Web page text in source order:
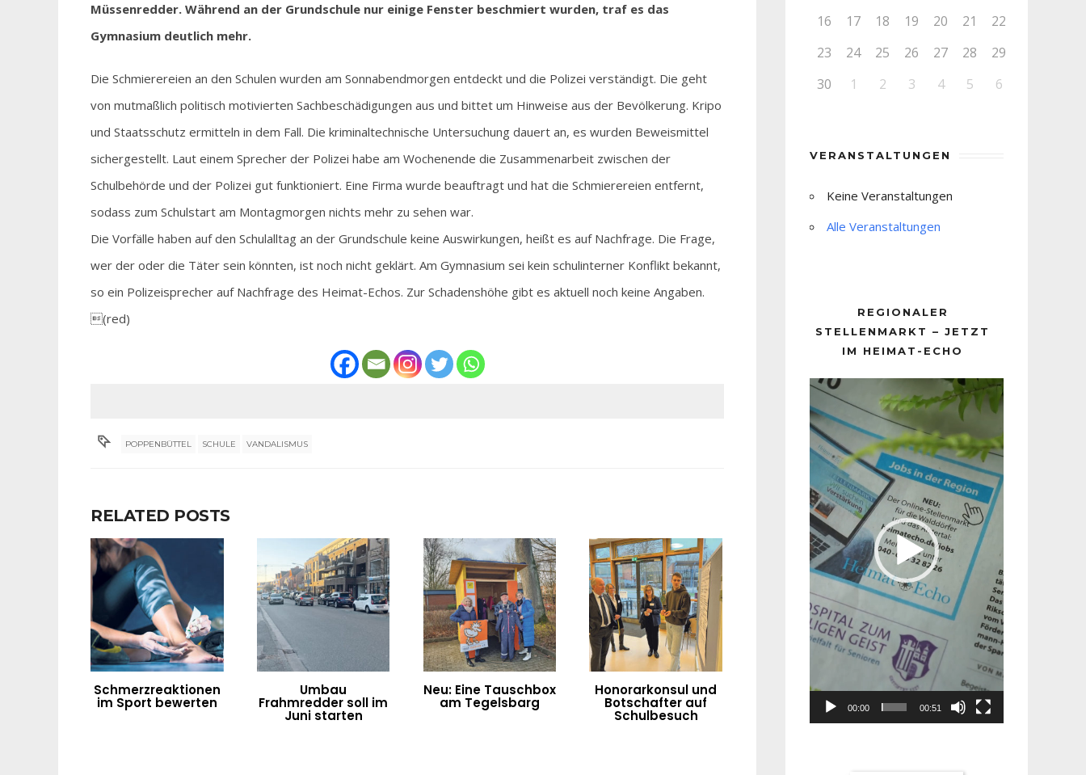
Müssenredder. Während an der Grundschule nur einige Fenster beschmiert wurden, traf es das
Gymnasium deutlich mehr.
Die Schmierereien an den Schulen wurden am Sonnabendmorgen entdeckt und die Polizei verständigt. Die geht
von mutmaßlich politisch motivierten Sachbeschädigungen aus und bittet um Hinweise aus der Bevölkerung. Kripo
und Staatsschutz ermitteln in dem Fall. Die kriminaltechnische Untersuchung dauert an, es wurden Beweismittel
sichergestellt. Laut einem Sprecher der Polizei habe am Wochenende die Zusammenarbeit zwischen der
Schulbehörde und der Polizei gut funktioniert. Eine Firma wurde beauftragt und hat die Schmierereien entfernt,
sodass zum Schulstart am Montagmorgen nichts mehr zu sehen war.
Die Vorfälle haben auf den Schulalltag an der Grundschule keine Auswirkungen, heißt es auf Nachfrage. Die Frage,
wer der oder die Täter sein könnten, ist noch nicht geklärt. Am Gymnasium sei kein schulinterner Konflikt bekannt,
so ein Polizeisprecher auf Nachfrage des Heimat-Echos. Zur Schadenshöhe gibt es aktuell noch keine Angaben.
(red)
POPPENBÜTTEL SCHULE VANDALISMUS
RELATED POSTS
Schmerzreaktionen
im Sport bewerten
Umbau
Frahmredder soll im
Juni starten
Neu: Eine Tauschbox
am Tegelsbarg
Honorarkonsul und
Botschafter auf
Schulbesuch
16
17 18 19 20 21
22
23
24 25 26 27 28
29
30
1 2 3 4 5 6
VERANSTALTUNGEN
Keine Veranstaltungen
Alle Veranstaltungen
REGIONALER
STELLENMARKT – JETZT
IM HEIMAT-ECHO
Player
00:00 00:51